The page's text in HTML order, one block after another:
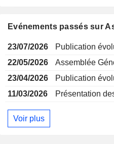
Evénements passés sur
23/07/2026
Publication
22/05/2026
Assemblée
23/04/2026
Publication
11/03/2026
Présentation
Voir plus